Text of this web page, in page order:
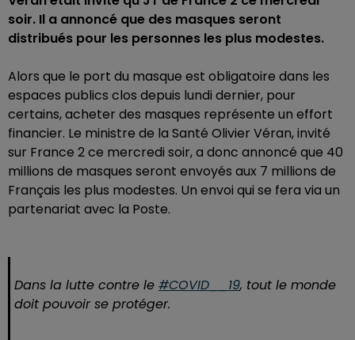
soir. Il a annoncé que des masques seront
distribués pour les personnes les plus modestes.
Alors que le port du masque est obligatoire dans les
espaces publics clos depuis lundi dernier, pour
certains, acheter des masques représente un effort
financier. Le ministre de la Santé Olivier Véran, invité
sur France 2 ce mercredi soir, a donc annoncé que 40
millions de masques seront envoyés aux 7 millions de
Français les plus modestes. Un envoi qui se fera via un
partenariat avec la Poste.
Dans la lutte contre le #COVID__19, tout le monde
doit pouvoir se protéger.